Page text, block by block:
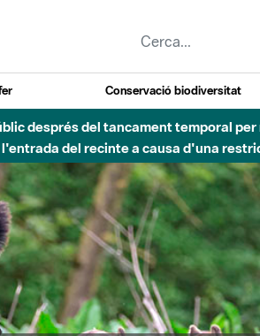
Conservació biodiversitat
després del tancament temporal
del recinte a causa d'una